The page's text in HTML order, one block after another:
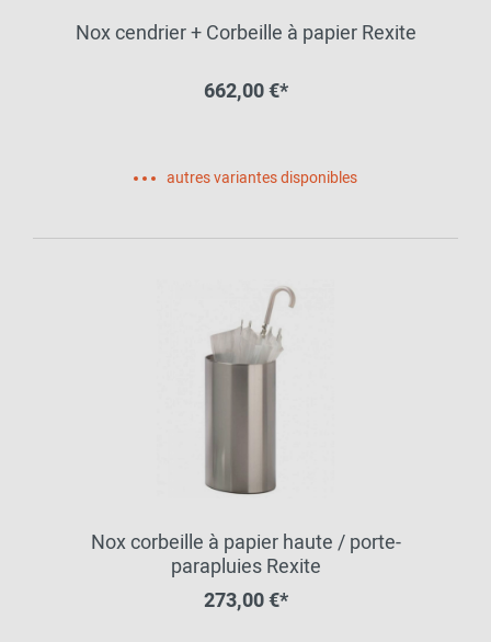
Nox cendrier + Corbeille à papier Rexite
662,00 €*
autres variantes disponibles
Nox corbeille à papier haute / porte-
parapluies Rexite
273,00 €*